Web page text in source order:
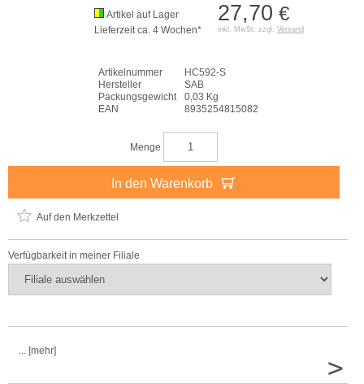
27,70 €
inkl. MwSt. zzgl. Versand
Artikel auf Lager
Lieferzeit ca. 4 Wochen*
Artikelnummer
HC592-S
Hersteller
SAB
Packungsgewicht
0,03 Kg
EAN
8935254815082
Menge
In den Warenkorb
Auf den Merkzettel
Verfügbarkeit in meiner Filiale
... [mehr]
>